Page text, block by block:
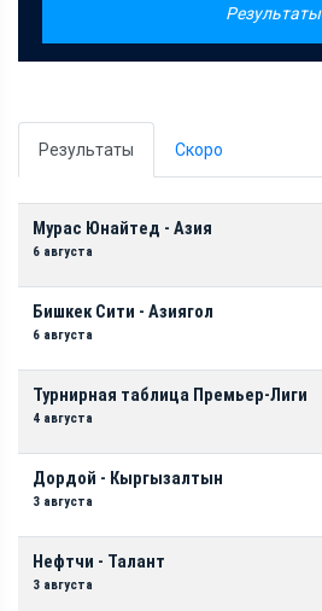
Результаты
Результаты Скоро
Мурас Юнайтед - Азия
6 августа
Бишкек Сити - Азиягол
6 августа
Турнирная таблица Премьер-Лиги
4 августа
Дордой - Кыргызалтын
3 августа
Нефтчи - Талант
3 августа